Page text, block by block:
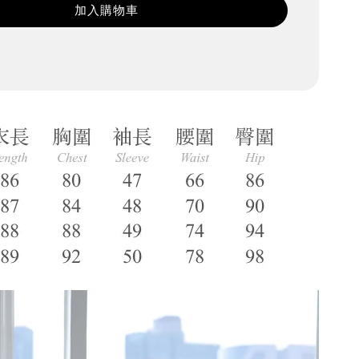
加入購物車